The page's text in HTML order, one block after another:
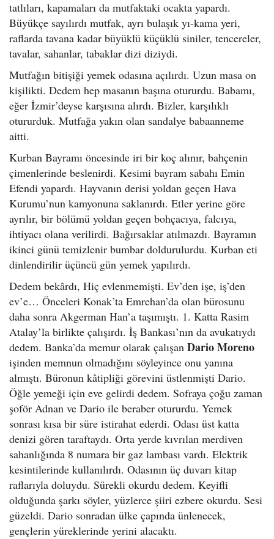
tatlıları, kapamaları da mutfaktaki ocakta yapardı.
Büyükçe sayılırdı mutfak, ayrı bulaşık yı-kama yeri,
raflarda tavana kadar büyüklü küçüklü siniler, tencereler,
tavalar, sahanlar, tabaklar dizi diziydi.
Mutfağın bitişiği yemek odasına açılırdı. Uzun masa on
kişilikti. Dedem hep masanın başına otururdu. Babamı,
eğer İzmir’deyse karşısına alırdı. Bizler, karşılıklı
otururduk. Mutfağa yakın olan sandalye babaanneme
aitti.
Kurban Bayramı öncesinde iri bir koç alınır, bahçenin
çimenlerinde beslenirdi. Kesimi bayram sabahı Emin
Efendi yapardı. Hayvanın derisi yoldan geçen Hava
Kurumu’nun kamyonuna saklanırdı. Etler yerine göre
ayrılır, bir bölümü yoldan geçen bohçacıya, falcıya,
ihtiyacı olana verilirdi. Bağırsaklar atılmazdı. Bayramın
ikinci günü temizlenir bumbar doldurulurdu. Kurban eti
dinlendirilir üçüncü gün yemek yapılırdı.
Dedem bekârdı, Hiç evlenmemişti. Ev’den işe, iş’den
ev’e… Önceleri Konak’ta Emrehan’da olan bürosunu
daha sonra Akgerman Han’a taşımıştı. 1. Katta Rasim
Atalay’la birlikte çalışırdı. İş Bankası’nın da avukatıydı
dedem. Banka’da memur olarak çalışan Dario Moreno
işinden memnun olmadığını söyleyince onu yanına
almıştı. Büronun kâtipliği görevini üstlenmişti Dario.
Öğle yemeği için eve gelirdi dedem. Sofraya çoğu zaman
şoför Adnan ve Dario ile beraber otururdu. Yemek
sonrası kısa bir süre istirahat ederdi. Odası üst katta
denizi gören taraftaydı. Orta yerde kıvrılan merdiven
sahanlığında 8 numara bir gaz lambası vardı. Elektrik
kesintilerinde kullanılırdı. Odasının üç duvarı kitap
raflarıyla doluydu. Sürekli okurdu dedem. Keyifli
olduğunda şarkı söyler, yüzlerce şiiri ezbere okurdu. Sesi
güzeldi. Dario sonradan ülke çapında ünlenecek,
gençlerin yüreklerinde yerini alacaktı.